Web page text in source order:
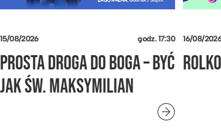
15/08/2026 godz.17:30
PROSTA DROGA DO BOGA – BYĆ
JAK ŚW. MAKSYMILIAN
16/08/